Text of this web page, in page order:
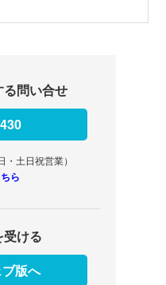
問い合せ
土日祝営業）
ら
ける
版へ